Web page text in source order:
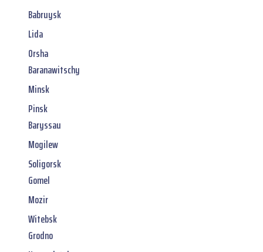
Babruysk
Lida
Orsha
Baranawitschy
Minsk
Pinsk
Baryssau
Mogilew
Soligorsk
Gomel
Mozir
Witebsk
Grodno